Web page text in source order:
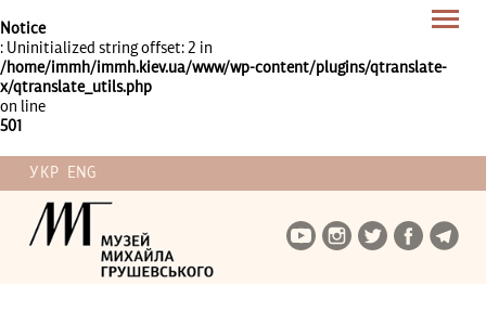
Notice
: Uninitialized string offset: 2 in
/home/immh/immh.kiev.ua/www/wp-content/plugins/qtranslate-
x/qtranslate_utils.php
on line
501
УКР ENG